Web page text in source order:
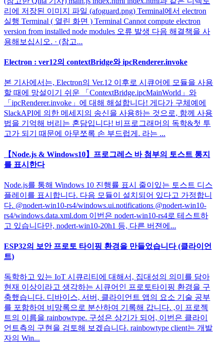
리에 저장된 이미지 파일 (afoguard.png) Terminal에서 electron
실행 Terminal ( 열린 화면 ) Terminal Cannot compute electron
version from installed node modules 오류 발생 다음 해결책을 사
용해보십시오. · (참고...
Electron : ver12의 contextBridge와 ipcRenderer.invoke
본 기사에서는, Electron의 Ver.12 이후로 시큐어에 모듈을 사용
할 때에 망설이기 쉬운 「ContextBridge.ipcMainWorld」와
「ipcRenderer.invoke」에 대해 해설합니다! 게다가 구체예에
SlackAPI에 의한 메세지의 송신을 사용하는 것으로, 함께 사용
법을 기억해 버리는 혼담입니다! 비프로그래머의 독학&첫 투
고가 되기 때문에 아무쪼록 손 부드럽게. 라는 ...
【Node.js & Windows10】프로그레스 바 첨부의 토스트 통지
를 표시한다
Node.js를 통해 Windows 10 진행률 표시 줄이있는 토스트 디스
플레이를 표시합니다. 다음 모듈이 설치되어 있다고 가정합니
다. @nodert-win10-rs4/windows.ui.notifications @nodert-win10-
rs4/windows.data.xml.dom 이번은 nodert-win10-rs4로 테스트하
고 있습니다만, nodert-win10-20h1 등, 다른 버젼에...
ESP32의 보안 프로토 타이핑 환경을 만들었습니다 (클라이언
트)
독학하고 있는 IoT 시큐리티에 대해서, 집대성의 의미를 담아
현재 이상이라고 생각하는 시큐어인 프로토타이핑 환경을 구
축했습니다. 디바이스, 서버, 클라이언트 앱의 요소 기술 공부
를 포함하여 비망록으로 분산하여 기록해 갑니다. ,이 프로젝
트의 이름을 rainbowtype. 구성은 상기가 되어, 이번은 클라이
언트측의 구현을 검토해 보겠습니다. rainbowtype client는 개발
자의 Win...